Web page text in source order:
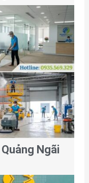
Ngãi